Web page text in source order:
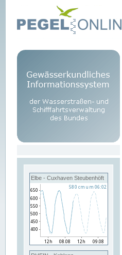
Elbe - Cuxhaven Steubenhöft